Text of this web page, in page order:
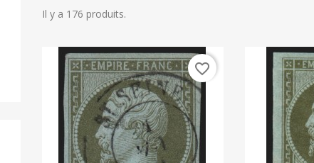
Il y a 176 produits.
favorite_border